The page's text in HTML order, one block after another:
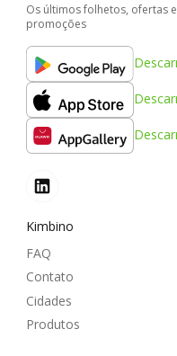
Os últimos folhetos, ofertas e
promoções
Kimbino
FAQ
Contato
Cidades
Produtos